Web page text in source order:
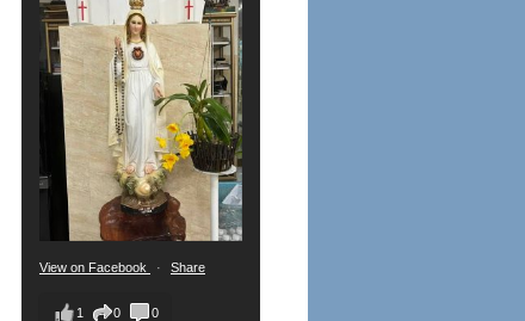
View on Facebook · Share
1 0 0